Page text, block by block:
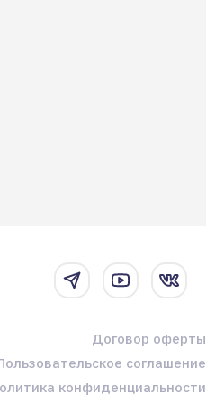
Договор оферты
соглашение
конфиденциальности